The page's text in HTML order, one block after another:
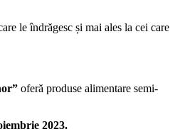
le îndrăgesc și mai ales la cei care
oferă produse alimentare semi-
2023.